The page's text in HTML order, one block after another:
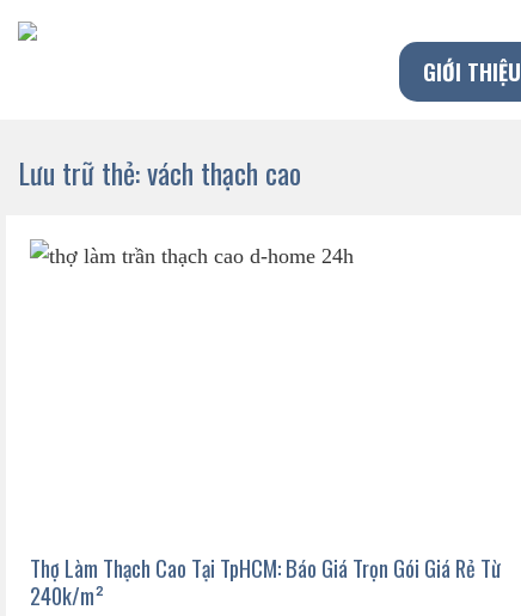
Chuyển
đến
GIỚI THIỆU
Lưu trữ thẻ:vách thạch cao
Thợ Làm Thạch Cao Tại TpHCM: Báo Giá Trọn Gói Giá Rẻ Từ
240k/m²